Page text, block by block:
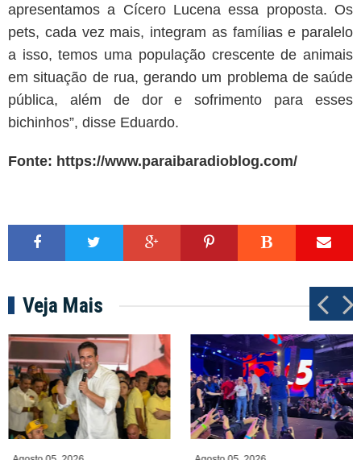
apresentamos a Cícero Lucena essa proposta. Os
pets, cada vez mais, integram as famílias e paralelo
a isso, temos uma população crescente de animais
em situação de rua, gerando um problema de saúde
pública, além de dor e sofrimento para esses
bichinhos”, disse Eduardo.
Fonte: https://www.paraibaradioblog.com/
Veja Mais
P
r
e
v
N
e
x
t